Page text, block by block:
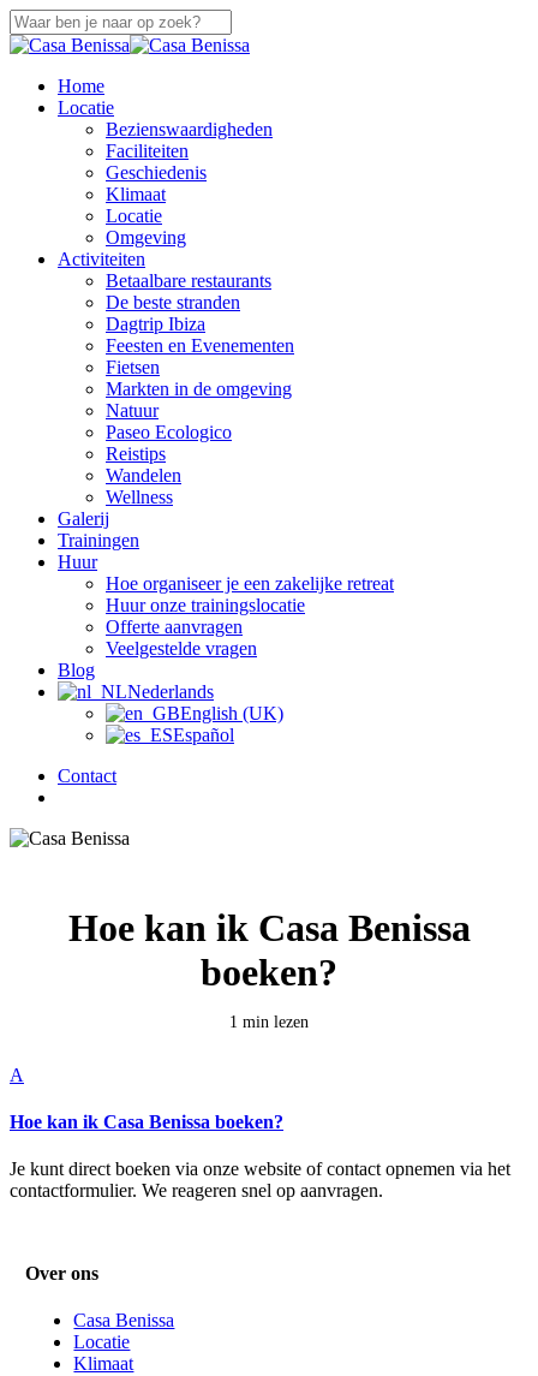
Overslaan
naar
Sluiten
zoek
Menu
Home
Locatie
Bezienswaardigheden
Faciliteiten
Geschiedenis
Klimaat
Locatie
Omgeving
Activiteiten
Betaalbare restaurants
De beste stranden
Dagtrip Ibiza
Feesten en Evenementen
Fietsen
Markten in de omgeving
Natuur
Paseo Ecologico
Reistips
Wandelen
Wellness
Galerij
Trainingen
Huur
Hoe organiseer je een zakelijke retreat
Huur onze trainingslocatie
Offerte aanvragen
Veelgestelde vragen
Blog
Nederlands
English (UK)
Español
Contact
Hoe kan ik Casa Benissa
boeken?
1 min lezen
A
Hoe kan ik Casa Benissa boeken?
Je kunt direct boeken via onze website of contact opnemen via het
contactformulier. We reageren snel op aanvragen.
Over ons
Casa Benissa
Locatie
Klimaat